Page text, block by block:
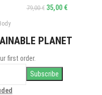
79,00€ 35,00 €
PLANET
first order.